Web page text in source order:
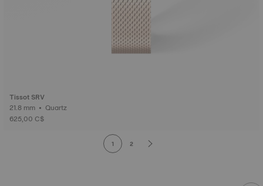
Tissot SRV
21.8 mm • Quartz
625,00 C$
1 2